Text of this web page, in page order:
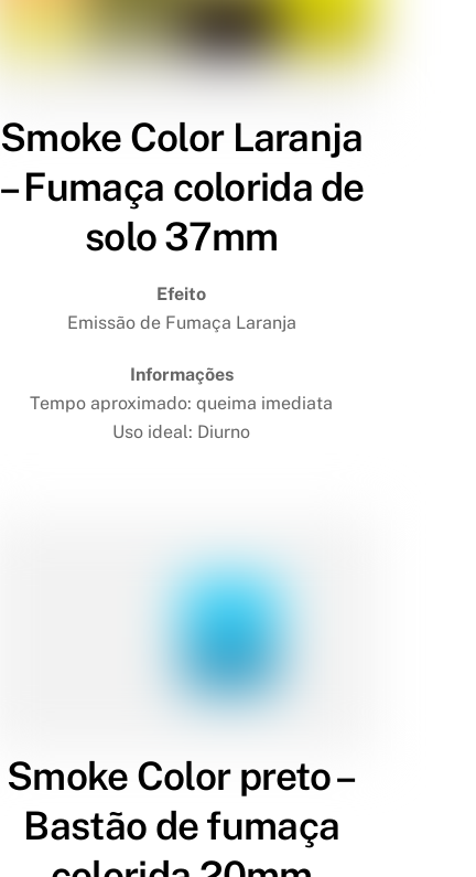
Smoke Color Laranja
– Fumaça colorida de
solo 37mm
Efeito
Emissão de Fumaça Laranja
Informações
Tempo aproximado: queima imediata
Uso ideal: Diurno
Smoke Color preto –
Bastão de fumaça